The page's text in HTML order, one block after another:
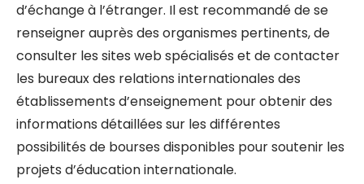
d’échange à l’étranger. Il est recommandé de se
renseigner auprès des organismes pertinents, de
consulter les sites web spécialisés et de contacter
les bureaux des relations internationales des
établissements d’enseignement pour obtenir des
informations détaillées sur les différentes
possibilités de bourses disponibles pour soutenir les
projets d’éducation internationale.